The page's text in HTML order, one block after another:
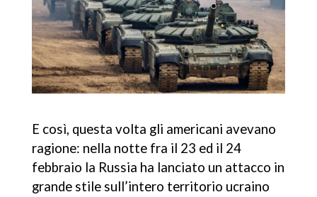
E così, questa volta gli americani avevano
ragione: nella notte fra il 23 ed il 24
febbraio la Russia ha lanciato un attacco in
grande stile sull’intero territorio ucraino